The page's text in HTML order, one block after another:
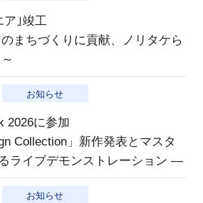
ア｣竣工
まちづくりに貢献、ノリタケら
お知らせ
2026に参加
Collection」新作発表とマスタ
ライブデモンストレーション ―
お知らせ